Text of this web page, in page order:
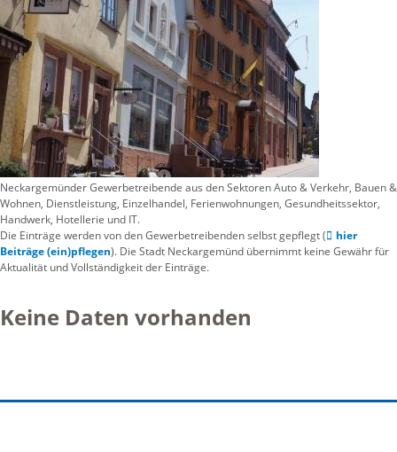
Neckargemünder Gewerbetreibende aus den Sektoren Auto & Verkehr, Bauen &
Wohnen, Dienstleistung, Einzelhandel, Ferienwohnungen, Gesundheitssektor,
Handwerk, Hotellerie und IT.
Die Einträge werden von den Gewerbetreibenden selbst gepflegt (
hier
Beiträge (ein)pflegen). Die Stadt Neckargemünd übernimmt keine Gewähr für
Aktualität und Vollständigkeit der Einträge.
Keine Daten vorhanden